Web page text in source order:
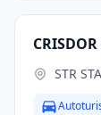
STR